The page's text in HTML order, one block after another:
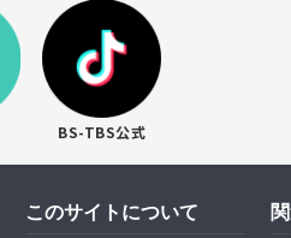
BS-TBS公式
このサイトについて